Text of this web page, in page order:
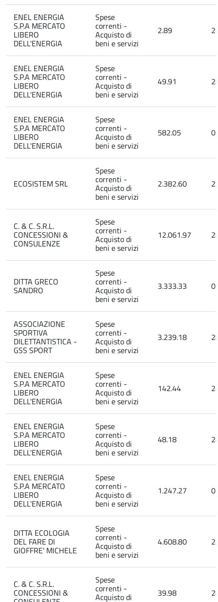
ENEL ENERGIA
S.P.A MERCATO
LIBERO
DELL'ENERGIA
Spese
correnti -
Acquisto di
beni e servizi
2.89
ENEL ENERGIA
S.P.A MERCATO
LIBERO
DELL'ENERGIA
Spese
correnti -
Acquisto di
beni e servizi
49.91
ENEL ENERGIA
S.P.A MERCATO
LIBERO
DELL'ENERGIA
Spese
correnti -
Acquisto di
beni e servizi
582.05
ECOSISTEM SRL
Spese
correnti -
Acquisto di
beni e servizi
2.382.60
C. & C. S.R.L.
CONCESSIONI &
CONSULENZE
Spese
correnti -
Acquisto di
beni e servizi
12.061.97
DITTA GRECO
SANDRO
Spese
correnti -
Acquisto di
beni e servizi
3.333.33
ASSOCIAZIONE
SPORTIVA
DILETTANTISTICA -
GSS SPORT
Spese
correnti -
Acquisto di
beni e servizi
3.239.18
ENEL ENERGIA
S.P.A MERCATO
LIBERO
DELL'ENERGIA
Spese
correnti -
Acquisto di
beni e servizi
142.44
ENEL ENERGIA
S.P.A MERCATO
LIBERO
DELL'ENERGIA
Spese
correnti -
Acquisto di
beni e servizi
48.18
ENEL ENERGIA
S.P.A MERCATO
LIBERO
DELL'ENERGIA
Spese
correnti -
Acquisto di
beni e servizi
1.247.27
DITTA ECOLOGIA
DEL FARE DI
GIOFFRE' MICHELE
Spese
correnti -
Acquisto di
beni e servizi
4.608.80
C. & C. S.R.L.
CONCESSIONI &
Spese
correnti -
Acquisto di 39.98